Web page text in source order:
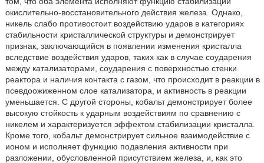
окислительно-восстановительного действия железа. Однако,
никель слабо противостоит воздействию ударов в категориях
стабильности кристаллической структуры и демонстрирует
признак, заключающийся в появлении изменения кристалла
вследствие воздействия ударов, таких как в случае соударения
между катализаторами, соударения с поверхностью стенки
реактора и наличия контакта с газом, что происходит в реакции в
псевдоожиженном слое катализатора, и активность в реакции
уменьшается. С другой стороны, кобальт демонстрирует более
высокую стойкость к ударным воздействиям по сравнению с
никелем и характеризуется эффектом стабилизации кристалла.
Кроме того, кобальт демонстрирует сильное взаимодействие с
ионом и исполняет функцию подавления активности при
разложении, обусловленной присутствием железа, и, как это